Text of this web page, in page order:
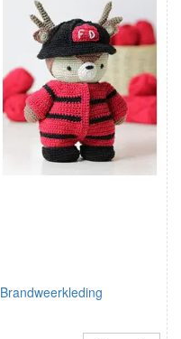
Brandweerkleding